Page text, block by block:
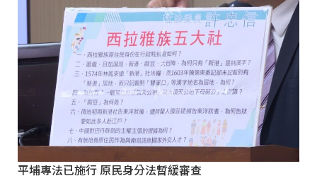
平埔專法已施行 原民身分法暫緩審查